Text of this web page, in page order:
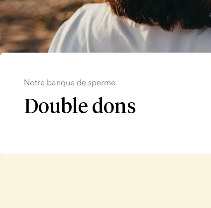
Notre banque de sperme
Double dons